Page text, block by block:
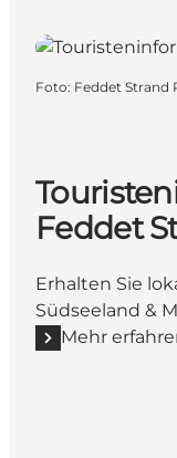
Foto: Feddet Strand
Feddet
Erhalten Sie
Südseeland &
Mehr
Mehr erfahren